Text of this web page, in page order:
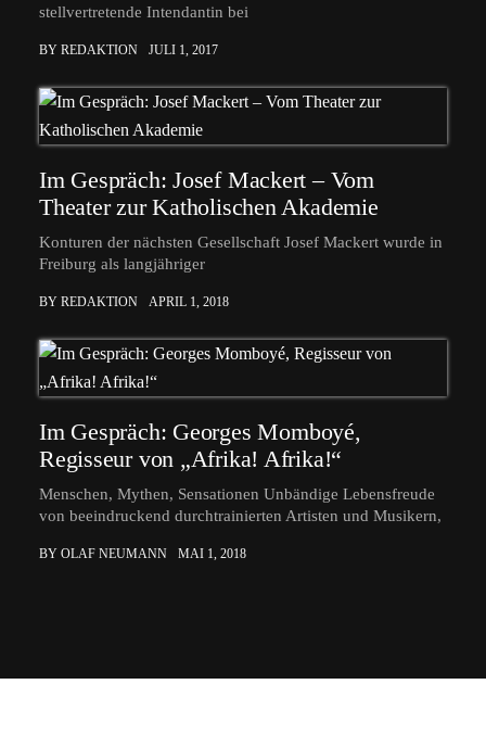
stellvertretende Intendantin bei
BY REDAKTION JULI 1, 2017
Im Gespräch: Josef Mackert – Vom
Theater zur Katholischen Akademie
Konturen der nächsten Gesellschaft Josef Mackert wurde in
Freiburg als langjähriger
BY REDAKTION APRIL 1, 2018
Im Gespräch: Georges Momboyé,
Regisseur von „Afrika! Afrika!“
Menschen, Mythen, Sensationen Unbändige Lebensfreude
von beeindruckend durchtrainierten Artisten und Musikern,
BY OLAF NEUMANN MAI 1, 2018